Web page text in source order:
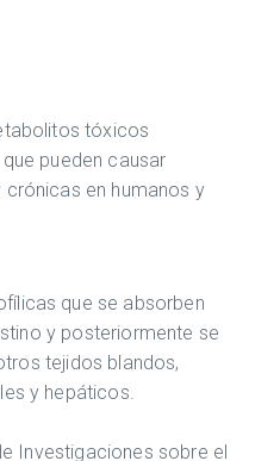
tóxicos
pueden causar
en humanos y
que se absorben
y posteriormente se
tejidos blandos,
y hepáticos.
Investigaciones sobre el